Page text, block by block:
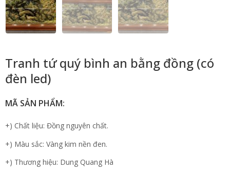
Tranh tứ quý bình an bằng đồng (có
đèn led)
MÃ SẢN PHẨM:
+) Chất liệu: Đồng nguyên chất.
+) Màu sắc: Vàng kim nền đen.
+) Thương hiệu: Dung Quang Hà